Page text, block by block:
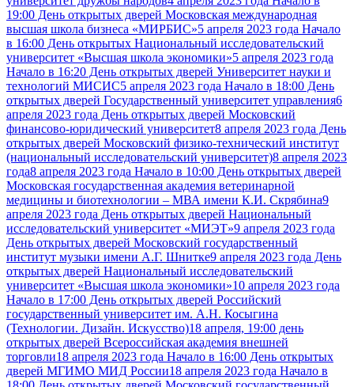
19:00 День открытых дверей Московская международная
высшая школа бизнеса «МИРБИС»5 апреля 2023 года Начало
в 16:00 День открытых Национальный исследовательский
университет «Высшая школа экономики»5 апреля 2023 года
Начало в 16:20 День открытых дверей Университет науки и
технологий МИСИС5 апреля 2023 года Начало в 18:00 День
открытых дверей Государственный университет управления6
апреля 2023 года День открытых дверей Московский
финансово-юридический университет8 апреля 2023 года День
открытых дверей Московский физико-технический институт
(национальный исследовательский университет)8 апреля 2023
года8 апреля 2023 года Начало в 10:00 День открытых дверей
Московская государственная академия ветеринарной
медицины и биотехнологии – МВА имени К.И. Скрябина9
апреля 2023 года День открытых дверей Национальный
исследовательский университет «МИЭТ»9 апреля 2023 года
День открытых дверей Московский государственный
институт музыки имени А.Г. Шнитке9 апреля 2023 года День
открытых дверей Национальный исследовательский
университет «Высшая школа экономики»10 апреля 2023 года
Начало в 17:00 День открытых дверей Российский
государственный университет им. А.Н. Косыгина
(Технологии. Дизайн. Искусство)18 апреля, 19:00 день
открытых дверей Всероссийская академия внешней
торговли18 апреля 2023 года Начало в 16:00 День открытых
дверей МГИМО МИД России18 апреля 2023 года Начало в